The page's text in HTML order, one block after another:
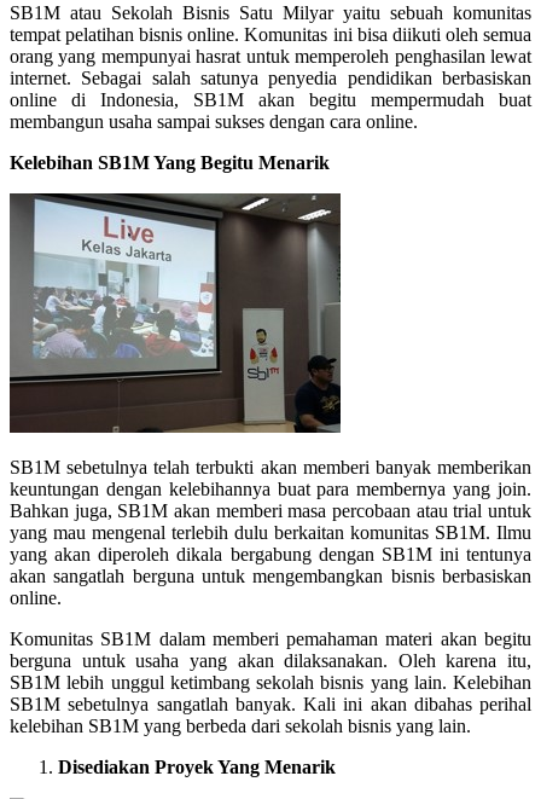
SB1M atau Sekolah Bisnis Satu Milyar yaitu sebuah komunitas
tempat pelatihan bisnis online. Komunitas ini bisa diikuti oleh semua
orang yang mempunyai hasrat untuk memperoleh penghasilan lewat
internet. Sebagai salah satunya penyedia pendidikan berbasiskan
online di Indonesia, SB1M akan begitu mempermudah buat
membangun usaha sampai sukses dengan cara online.
Kelebihan SB1M Yang Begitu Menarik
SB1M sebetulnya telah terbukti akan memberi banyak memberikan
keuntungan dengan kelebihannya buat para membernya yang join.
Bahkan juga, SB1M akan memberi masa percobaan atau trial untuk
yang mau mengenal terlebih dulu berkaitan komunitas SB1M. Ilmu
yang akan diperoleh dikala bergabung dengan SB1M ini tentunya
akan sangatlah berguna untuk mengembangkan bisnis berbasiskan
online.
Komunitas SB1M dalam memberi pemahaman materi akan begitu
berguna untuk usaha yang akan dilaksanakan. Oleh karena itu,
SB1M lebih unggul ketimbang sekolah bisnis yang lain. Kelebihan
SB1M sebetulnya sangatlah banyak. Kali ini akan dibahas perihal
kelebihan SB1M yang berbeda dari sekolah bisnis yang lain.
Disediakan Proyek Yang Menarik